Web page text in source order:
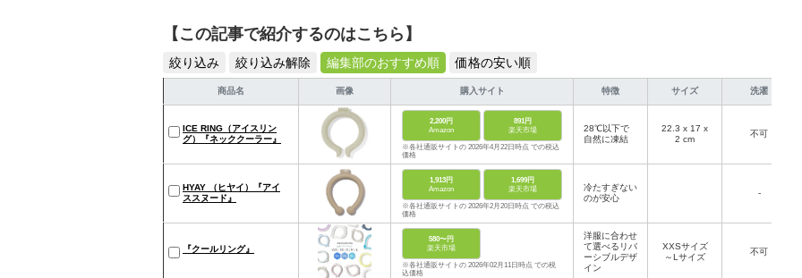
【この記事で紹介するのはこちら】
絞り込み 絞り込み解除 編集部のおすすめ順 価格の安い順
商品名 画像 購入サイト 特徴 サイズ 洗濯
ICE RING（アイスリン
グ）『ネッククーラー』
2,200円
Amazon
891円
楽天市場
※各社通販サイトの 2026年4月22日時点 での税込
価格
28℃以下で
自然に凍結
‎22.3 x 17 x
2 cm
不可
HYAY （ヒヤイ）『アイ
ススヌード』
1,913円
Amazon
1,699円
楽天市場
※各社通販サイトの 2026年2月20日時点 での税込
価格
冷たすぎない
のが安心
-
『クールリング』
580〜円
楽天市場
※各社通販サイトの 2026年02月11日時点 での税
込価格
洋服に合わせ
て選べるリバ
ーシブルデザ
イン
XXSサイズ
～Lサイズ
不可